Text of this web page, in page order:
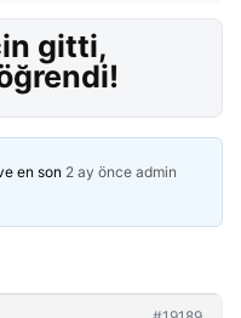
gitti,
en son 2 ay önce admin